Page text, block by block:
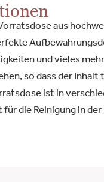
aus
und vieles
so dass der Inhalt
ist in
die Reinigung in der